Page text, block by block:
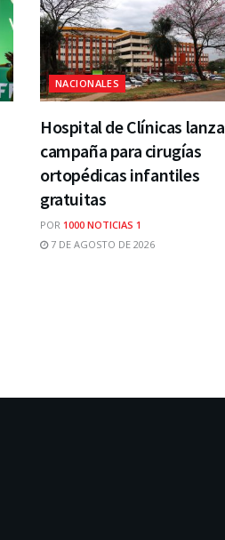
NACIONALES
Hospital de Clínicas lanza
campaña para cirugías
ortopédicas infantiles
gratuitas
POR 1000 NOTICIAS 1
7 DE AGOSTO DE 2026